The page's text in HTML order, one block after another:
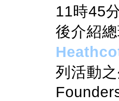
11時45
後介紹
列活動